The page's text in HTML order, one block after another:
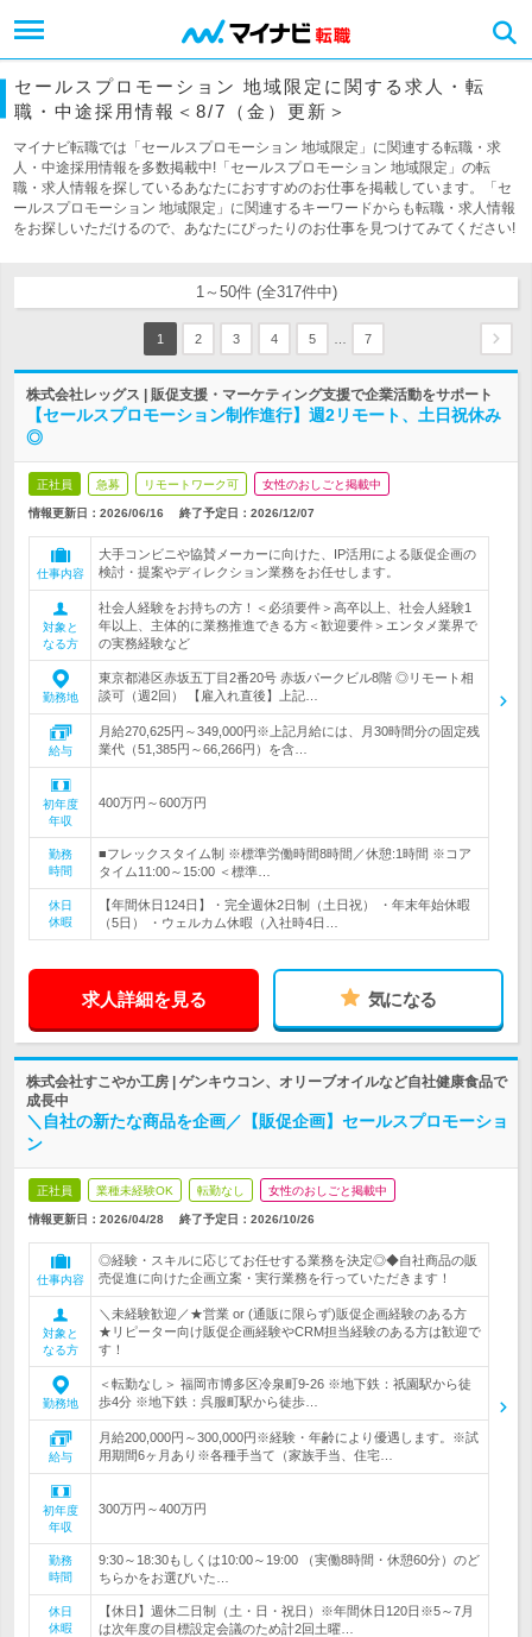
セールスプロモーション 地域限定に関する求人・転
職・中途採用情報＜8/7（金）更新＞
マイナビ転職では「セールスプロモーション 地域限定」に関連する転職・求
人・中途採用情報を多数掲載中!「セールスプロモーション 地域限定」の転
職・求人情報を探しているあなたにおすすめのお仕事を掲載しています。「セ
ールスプロモーション 地域限定」に関連するキーワードからも転職・求人情報
をお探しいただけるので、あなたにぴったりのお仕事を見つけてみてください!
1～50件 (全317件中)
1 2 3 4 5 7
株式会社レッグス | 販促支援・マーケティング支援で企業活動をサポート
【セールスプロモーション制作進行】週2リモート、土日祝休み
◎
正社員 急募 リモートワーク可 女性のおしごと掲載中
情報更新日：2026/06/16 終了予定日： 2026/12/07
仕事内容
大手コンビニや協賛メーカーに向けた、IP活用による販促企画の
検討・提案やディレクション業務をお任せします。
対象と
なる方
社会人経験をお持ちの方！＜必須要件＞高卒以上、社会人経験1
年以上、主体的に業務推進できる方＜歓迎要件＞エンタメ業界で
の実務経験など
勤務地
東京都港区赤坂五丁目2番20号 赤坂パークビル8階 ◎リモート相
談可（週2回） 【雇入れ直後】上記…
給与
月給270,625円～349,000円※上記月給には、月30時間分の固定残
業代（51,385円～66,266円）を含…
初年度
年収
400万円～600万円
勤務
時間
■フレックスタイム制 ※標準労働時間8時間／休憩:1時間 ※コア
タイム11:00～15:00 ＜標準…
休日
休暇
【年間休日124日】・完全週休2日制（土日祝） ・年末年始休暇
（5日） ・ウェルカム休暇（入社時4日…
求人詳細を見る 気になる
株式会社すこやか工房 | ゲンキウコン、オリーブオイルなど自社健康食品で
成長中
＼自社の新たな商品を企画／【販促企画】セールスプロモーショ
ン
正社員 業種未経験OK 転勤なし 女性のおしごと掲載中
情報更新日：2026/04/28 終了予定日： 2026/10/26
仕事内容
◎経験・スキルに応じてお任せする業務を決定◎◆自社商品の販
売促進に向けた企画立案・実行業務を行っていただきます！
対象と
なる方
＼未経験歓迎／★営業 or (通販に限らず)販促企画経験のある方
★リピーター向け販促企画経験やCRM担当経験のある方は歓迎で
す！
勤務地
＜転勤なし＞ 福岡市博多区冷泉町9-26 ※地下鉄：祇園駅から徒
歩4分 ※地下鉄：呉服町駅から徒歩…
給与
月給200,000円～300,000円※経験・年齢により優遇します。※試
用期間6ヶ月あり※各種手当て（家族手当、住宅…
初年度
年収
300万円～400万円
勤務
時間
9:30～18:30もしくは10:00～19:00 （実働8時間・休憩60分）のど
ちらかをお選びいた…
休日
休暇
【休日】週休二日制（土・日・祝日）※年間休日120日※5～7月
は次年度の目標設定会議のため計2回土曜…